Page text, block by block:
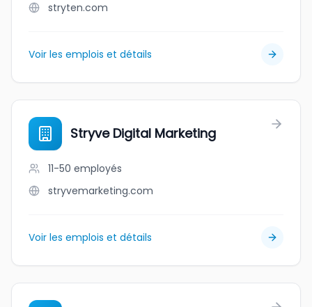
stryten.com
Voir les emplois et détails
Stryve Digital Marketing
11-50 employés
stryvemarketing.com
Voir les emplois et détails